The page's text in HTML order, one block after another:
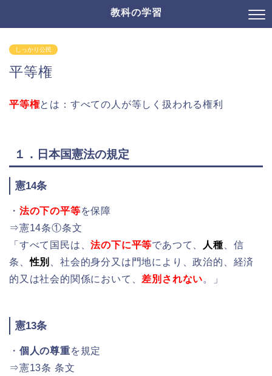
教科の学習
しっかり公民
平等権
平等権とは：すべての人が等しく扱われる権利
１．日本国憲法の規定
憲14条
・ 法の下の平等を保障
⇒憲14条①条文
「すべて国民は、法の下に平等であつて、 人種 、信
条、性別
、社会的身分又は門地により、政治的、経済
的又は社会的関係において、 差別されない。」
憲13条
・ 個人の尊重を規定
⇒憲13条 条文